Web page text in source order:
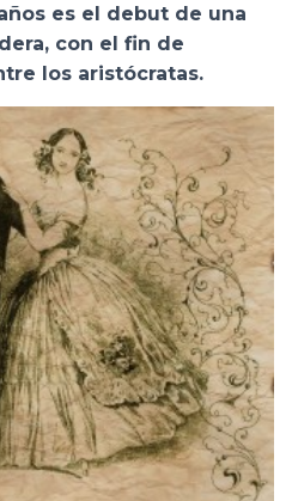
es el debut de una
con el fin de
los aristócratas.